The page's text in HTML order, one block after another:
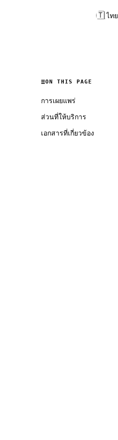
🇹🇭ไทย
ON THIS PAGE
การเผยแพร่
ส่วนที่ให้บริการ
เอกสารที่เกี่ยวข้อง